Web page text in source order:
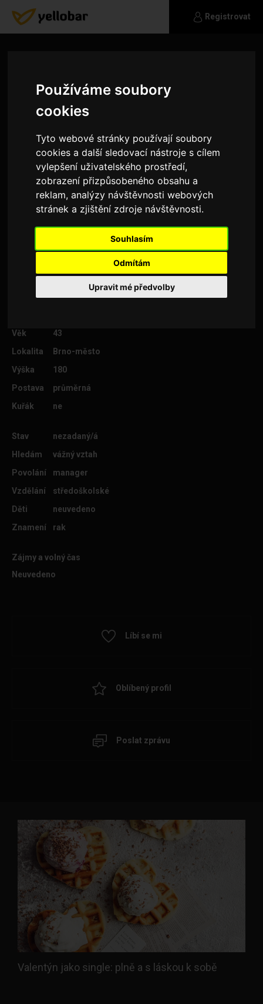
Používáme soubory
cookies
Tyto webové stránky používají soubory
cookies a další sledovací nástroje s cílem
vylepšení uživatelského prostředí,
zobrazení přizpůsobeného obsahu a
reklam, analýzy návštěvnosti webových
stránek a zjištění zdroje návštěvnosti.
Souhlasím
Odmítám
Upravit mé předvolby
Registrovat
BusyBee
Pohodovy, mlady chlap se smyslem pro humor.
Nerad dramata, kdyz nejsou za potrebi. Osobni
setkani rozlouskne, co bude dal. Martin
Věk
43
Lokalita
Brno-město
Výška
180
Postava
průměrná
Kuřák
ne
Stav
nezadaný/á
Hledám
vážný vztah
Povolání
manager
Vzdělání
středoškolské
Děti
neuvedeno
Znamení
rak
Zájmy a volný čas
Neuvedeno
Líbí se mi
Oblíbený profil
Poslat zprávu
Valentýn jako single: plně a s láskou k sobě